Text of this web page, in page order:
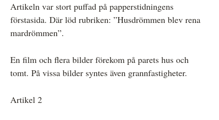
Artikeln var stort puffad på papperstidningens
förstasida. Där löd rubriken: ”Husdrömmen blev rena
mardrömmen”.
En film och flera bilder förekom på parets hus och
tomt. På vissa bilder syntes även grannfastigheter.
Artikel 2